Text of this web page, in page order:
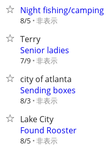
Night fishing/camping
8/5 非表示
Terry
Senior ladies
7/9 非表示
city of atlanta
Sending boxes
8/3 非表示
Lake City
Found Rooster
8/5 非表示